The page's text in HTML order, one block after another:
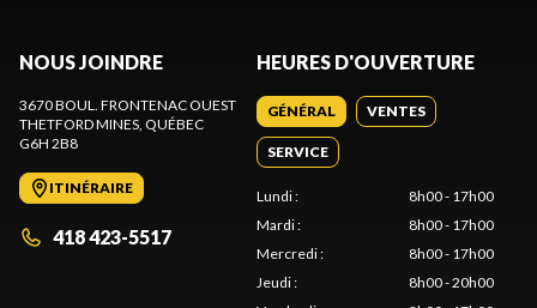
NOUS JOINDRE
3670 BOUL. FRONTENAC OUEST
THETFORD MINES , QUÉBEC
G6H 2B8
ITINÉRAIRE
418 423-5517
HEURES D'OUVERTURE
GÉNÉRAL VENTES
SERVICE
Lundi:
8h00 - 17h00
Mardi:
8h00 - 17h00
Mercredi:
8h00 - 17h00
Jeudi:
8h00 - 20h00